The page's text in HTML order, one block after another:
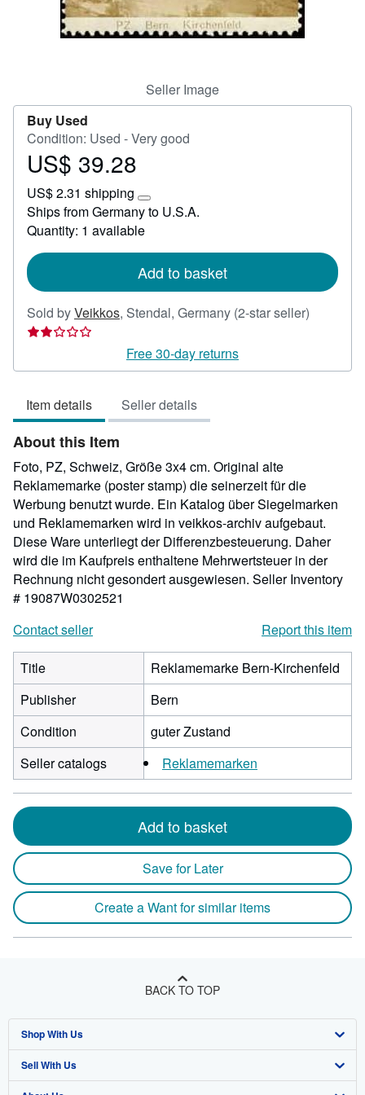
Seller Image
Buy Used
Condition: Used - Very good
Price
39.28
US$ 39.28
US$ 2.31 shipping
Learn
more
about
rates
Ships from Germany to U.S.A.
Quantity: 1 available
Add to basket
Sold byVeikkos, Stendal, Germany (2-star seller)
out
Free 30-day returns
Item details Seller details
About this Item
Foto, PZ, Schweiz, Größe 3x4 cm. Original alte
Reklamemarke (poster stamp) die seinerzeit für die
Werbung benutzt wurde. Ein Katalog über Siegelmarken
und Reklamemarken wird in veikkos-archiv aufgebaut.
Diese Ware unterliegt der Differenzbesteuerung. Daher
wird die im Kaufpreis enthaltene Mehrwertsteuer in der
Rechnung nicht gesondert ausgewiesen. Seller Inventory
# 19087W0302521
Contact seller
Report this item
Title
Reklamemarke Bern-Kirchenfeld
Publisher
Bern
Condition
guter Zustand
Seller catalogs
Reklamemarken
Add to basket
Save for Later
Create a Want for similar items
BACK TO TOP
Shop With Us
Advanced Search
Sell With Us